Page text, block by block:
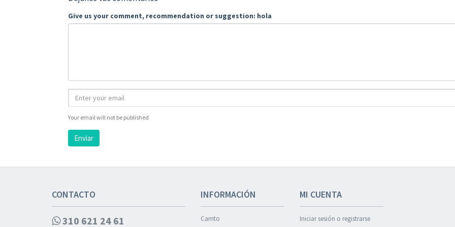
Give us your comment, recommendation or suggestion: hola
Your email will not be published
Enviar
CONTACTO
310 621 24 61
INFORMACIÓN
Carrito
MI CUENTA
Iniciar sesión o registrarse